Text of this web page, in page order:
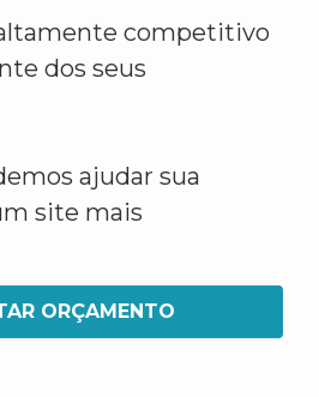
competitivo
dos seus
ajudar sua
site mais
ORÇAMENTO